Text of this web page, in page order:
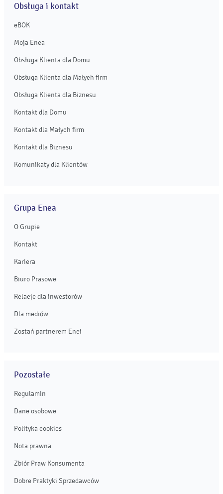
Obsługa i kontakt
eBOK
Moja Enea
Obsługa Klienta dla Domu
Obsługa Klienta dla Małych firm
Obsługa Klienta dla Biznesu
Kontakt dla Domu
Kontakt dla Małych firm
Kontakt dla Biznesu
Komunikaty dla Klientów
Grupa Enea
O Grupie
Kontakt
Kariera
Biuro Prasowe
Relacje dla inwestorów
Dla mediów
Zostań partnerem Enei
Pozostałe
Regulamin
Dane osobowe
Polityka cookies
Nota prawna
Zbiór Praw Konsumenta
Dobre Praktyki Sprzedawców